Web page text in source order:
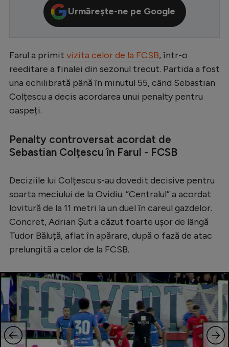
Premier League
Serie A
Bundesliga
Ligue 1
EURO 2024
Clasamente
Tenis
Natație
Formula 1
Gimnastică
Auto
Urmărește-ne pe Google
Farul a primit vizita celor de la FCSB, într-o
reeditare a finalei din sezonul trecut. Partida a fost
una echilibrată până în minutul 55, când Sebastian
Colțescu a decis acordarea unui penalty pentru
oaspeți.
Penalty controversat acordat de
Sebastian Colțescu în Farul - FCSB
Deciziile lui Colțescu s-au dovedit decisive pentru
soarta meciului de la Ovidiu. ”Centralul” a acordat
lovitură de la 11 metri la un duel în careul gazdelor.
Concret, Adrian Șut a căzut foarte ușor de lângă
Tudor Băluță, aflat în apărare, după o fază de atac
prelungită a celor de la FCSB.